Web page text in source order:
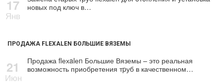
17
Янв
новых под ключ в…
ПРОДАЖА FLEXALEN БОЛЬШИЕ ВЯЗЕМЫ
21
Июн
Продажа flехalеn Большие Вяземы – это реальная
возможность приобретения тpуб в качественном…